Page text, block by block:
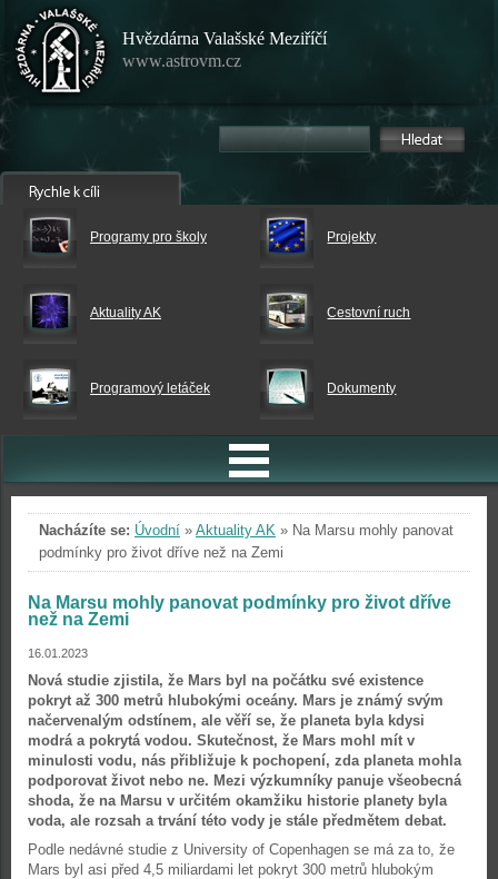
Hvězdárna Valašské Meziříčí
www.astrovm.cz
Programy pro školy Projekty
Aktuality AK Cestovní ruch
Programový letáček Dokumenty
Nacházíte se: Úvodní » Aktuality AK » Na Marsu mohly panovat
podmínky pro život dříve než na Zemi
Na Marsu mohly panovat podmínky pro život dříve
než na Zemi
16.01.2023
Nová studie zjistila, že Mars byl na počátku své existence
pokryt až 300 metrů hlubokými oceány. Mars je známý svým
načervenalým odstínem, ale věří se, že planeta byla kdysi
modrá a pokrytá vodou. Skutečnost, že Mars mohl mít v
minulosti vodu, nás přibližuje k pochopení, zda planeta mohla
podporovat život nebo ne. Mezi výzkumníky panuje všeobecná
shoda, že na Marsu v určitém okamžiku historie planety byla
voda, ale rozsah a trvání této vody je stále předmětem debat.
Podle nedávné studie z University of Copenhagen se má za to, že
Mars byl asi před 4,5 miliardami let pokryt 300 metrů hlubokým